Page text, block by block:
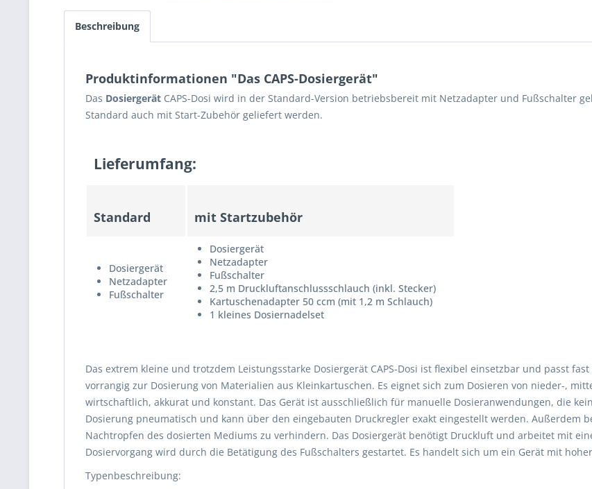
Beschreibung
Produktinformationen "Das CAPS-Dosiergerät"
Das Dosiergerät CAPS-Dosi wird in der Standard-Version betriebsbereit mit Netzadapter und Fußschalter
Standard auch mit Start-Zubehör geliefert werden.
Lieferumfang:
Standard mit Startzubehör
Dosiergerät
Netzadapter
Fußschalter
Dosiergerät
Netzadapter
Fußschalter
2,5 m Druckluftanschlussschlauch (inkl. Stecker)
Kartuschenadapter 50 ccm (mit 1,2 m Schlauch)
1 kleines Dosiernadelset
Das extrem kleine und trotzdem Leistungsstarke Dosiergerät CAPS-Dosi ist flexibel einsetzbar und passt
vorrangig zur Dosierung von Materialien aus Kleinkartuschen. Es eignet sich zum Dosieren von nieder-,
wirtschaftlich, akkurat und konstant. Das Gerät ist ausschließlich für manuelle Dosieranwendungen, die
Dosierung pneumatisch und kann über den eingebauten Druckregler exakt eingestellt werden. Außerdem
Nachtropfen des dosierten Mediums zu verhindern. Das Dosiergerät benötigt Druckluft und arbeitet mit
Dosiervorgang wird durch die Betätigung des Fußschalters gestartet. Es handelt sich um ein Gerät mit
Typenbeschreibung: